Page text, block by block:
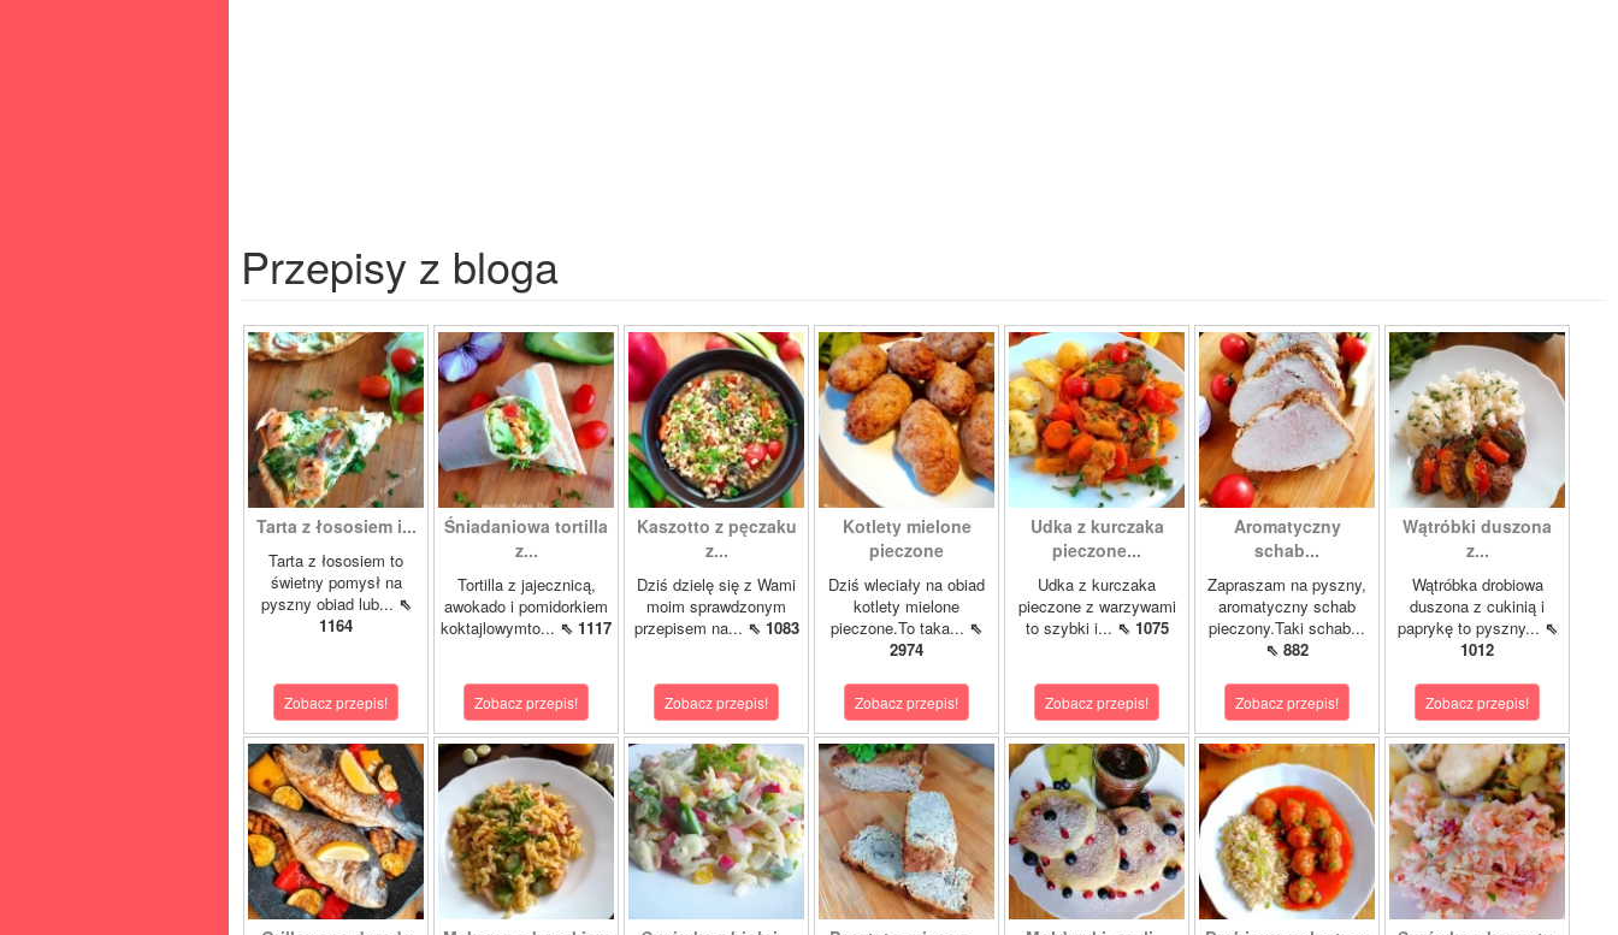
Przepisy z bloga
Tarta z łososiem i...
Tarta z łososiem to
świetny pomysł na
pyszny obiad lub... ⇖
1164
Zobacz przepis!
Śniadaniowa tortilla
z...
Tortilla z jajecznicą,
awokado i pomidorkiem
koktajlowymto... ⇖ 1117
Zobacz przepis!
Kaszotto z pęczaku
z...
Dziś dzielę się z Wami
moim sprawdzonym
przepisem na... ⇖ 1083
Zobacz przepis!
Kotlety mielone
pieczone
Dziś wleciały na obiad
kotlety mielone
pieczone.To taka... ⇖
2974
Zobacz przepis!
Udka z kurczaka
pieczone...
Udka z kurczaka
pieczone z warzywami
to szybki i... ⇖ 1075
Zobacz przepis!
Aromatyczny
schab...
Zapraszam na pyszny,
aromatyczny schab
pieczony.Taki schab...
⇖ 882
Zobacz przepis!
Wątróbki duszona
z...
Wątróbka drobiowa
duszona z cukinią i
paprykę to pyszny... ⇖
1012
Zobacz przepis!